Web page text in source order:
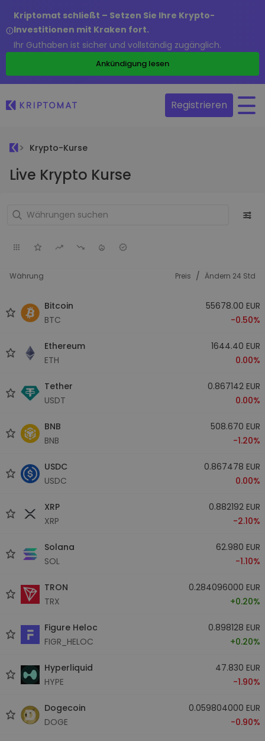
Kriptomat schließt – Setzen Sie Ihre Krypto-
Investitionen mit Kraken fort.
Ihr Guthaben ist sicher und vollständig zugänglich.
Ankündigung lesen
Registrieren
Krypto-Kurse
Live Krypto Kurse
Währung Preis / Ändern 24 Std
Bitcoin
BTC
55678.00 EUR
-0.50%
Ethereum
ETH
1644.40 EUR
0.00%
Tether
USDT
0.867142 EUR
0.00%
BNB
BNB
508.670 EUR
-1.20%
USDC
USDC
0.867478 EUR
0.00%
XRP
XRP
0.882192 EUR
-2.10%
Solana
SOL
62.980 EUR
-1.10%
TRON
TRX
0.284096000 EUR
+0.20%
Figure Heloc
FIGR_HELOC
0.898128 EUR
+0.20%
Hyperliquid
HYPE
47.830 EUR
-1.90%
Dogecoin
DOGE
0.059804000 EUR
-0.90%